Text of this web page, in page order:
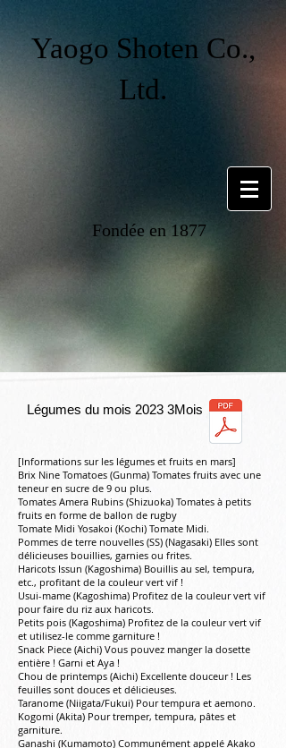
Yaogo Shoten Co.,
Ltd.
Fondée en 1877
​Légumes du mois 2023 3Mois
[Informations sur les légumes et fruits en mars]
Brix Nine Tomatoes (Gunma) Tomates fruits avec une
teneur en sucre de 9 ou plus.
Tomates Amera Rubins (Shizuoka) Tomates à petits
fruits en forme de ballon de rugby
Tomate Midi Yosakoi (Kochi) Tomate Midi.
Pommes de terre nouvelles (SS) (Nagasaki) Elles sont
délicieuses bouillies, garnies ou frites.
Haricots Issun (Kagoshima) Bouillis au sel, tempura,
etc., profitant de la couleur vert vif !
Usui-mame (Kagoshima) Profitez de la couleur vert vif
pour faire du riz aux haricots.
Petits pois (Kagoshima) Profitez de la couleur vert vif
et utilisez-le comme garniture !
Snack Piece (Aichi) Vous pouvez manger la dosette
entière ! Garni et Aya !
Chou de printemps (Aichi) Excellente douceur ! Les
feuilles sont douces et délicieuses.
Taranome (Niigata/Fukui) Pour tempura et aemono.
Kogomi (Akita) Pour tremper, tempura, pâtes et
garniture.
Ganashi (Kumamoto) Communément appelé Akako